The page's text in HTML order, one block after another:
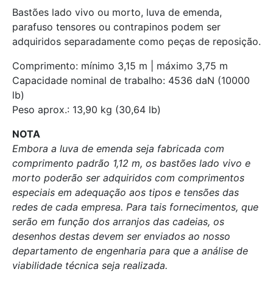
Bastões lado vivo ou morto, luva de emenda,
parafuso tensores ou contrapinos podem ser
adquiridos separadamente como peças de reposição.
Comprimento: mínimo 3,15 m | máximo 3,75 m
Capacidade nominal de trabalho: 4536 daN (10000
lb)
Peso aprox.: 13,90 kg (30,64 lb)
NOTA
Embora a luva de emenda seja fabricada com
comprimento padrão 1,12 m, os bastões lado vivo e
morto poderão ser adquiridos com comprimentos
especiais em adequação aos tipos e tensões das
redes de cada empresa. Para tais fornecimentos, que
serão em função dos arranjos das cadeias, os
desenhos destas devem ser enviados ao nosso
departamento de engenharia para que a análise de
viabilidade técnica seja realizada.